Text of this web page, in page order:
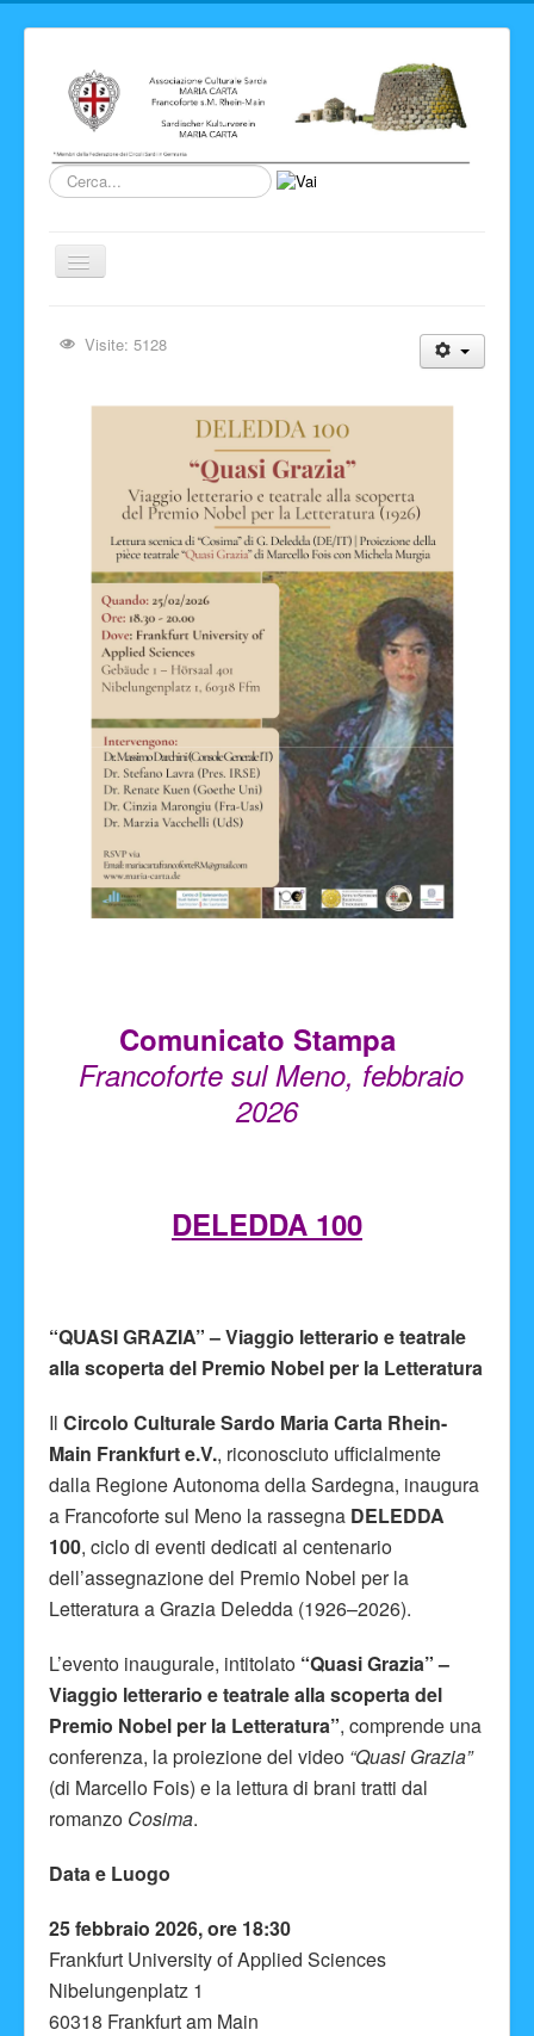
Cerca...
Cambia
Su di noi
Storia del Circolo
Info e link
Facebook
Visite: 5128
Comunicato Stampa
Francoforte sul Meno, febbraio
2026
DELEDDA 100
“QUASI GRAZIA” – Viaggio letterario e teatrale
alla scoperta del Premio Nobel per la Letteratura
Il Circolo Culturale Sardo Maria Carta Rhein-
Main Frankfurt e.V., riconosciuto ufficialmente
dalla Regione Autonoma della Sardegna, inaugura
a Francoforte sul Meno la rassegna DELEDDA
100, ciclo di eventi dedicati al centenario
dell’assegnazione del Premio Nobel per la
Letteratura a Grazia Deledda (1926–2026).
L’evento inaugurale, intitolato “Quasi Grazia” –
Viaggio letterario e teatrale alla scoperta del
Premio Nobel per la Letteratura”, comprende una
conferenza, la proiezione del video “Quasi Grazia”
(di Marcello Fois) e la lettura di brani tratti dal
romanzo Cosima.
Data e Luogo
25 febbraio 2026, ore 18:30
Frankfurt University of Applied Sciences
Nibelungenplatz 1
60318 Frankfurt am Main